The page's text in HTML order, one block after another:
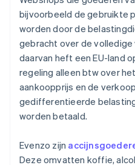
bijvoorbeeld de gebruikte
worden door de
gebracht over de volledige
daarvan heft een EU-land
regeling alleen btw over
aankoopprijs en de
gedifferentieerde
worden betaald.
Evenzo zijn
Deze omvatten koffie,